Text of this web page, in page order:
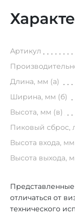
Артикул
Длина, мм (а)
Ширина, мм (б)
Высота, мм (в)
Пиковый сброс,
Высота входа, мм
Высота выхода,
отличаться от
технического